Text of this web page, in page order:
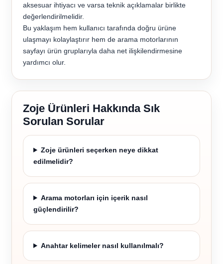
aksesuar ihtiyacı ve varsa teknik açıklamalar birlikte
değerlendirilmelidir.
Bu yaklaşım hem kullanıcı tarafında doğru ürüne
ulaşmayı kolaylaştırır hem de arama motorlarının
sayfayı ürün gruplarıyla daha net ilişkilendirmesine
yardımcı olur.
Zoje Ürünleri Hakkında Sık
Sorulan Sorular
Zoje ürünleri seçerken neye dikkat
edilmelidir?
Arama motorları için içerik nasıl
güçlendirilir?
Anahtar kelimeler nasıl kullanılmalı?